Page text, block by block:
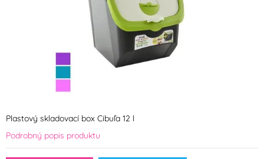
Plastový skladovací box Cibuľa 12 l
Podrobný popis produktu